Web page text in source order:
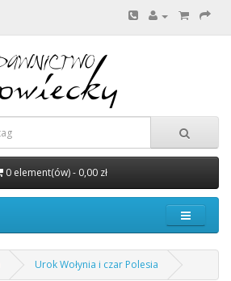
0 element(ów) - 0,00 zł
Urok Wołynia i czar Polesia